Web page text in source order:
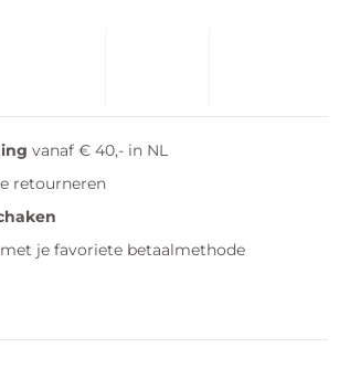
vanaf € 40,- in NL
retourneren
met je favoriete betaalmethode